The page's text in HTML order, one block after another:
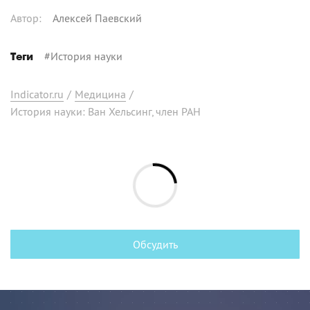
Автор: Алексей Паевский
Теги #История науки
Indicator.ru / Медицина /
История науки: Ван Хельсинг, член РАН
Обсудить